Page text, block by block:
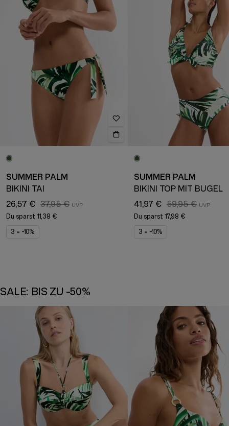
SUMMER PALM
BIKINI TAI
26,57 € 37,95 €
Du sparst 11,38 €
3 = -10%
SUMMER PALM
BIKINI TOP MIT BÜGEL
41,97 € 59,95 €
Du sparst 17,98 €
3 = -10%
SALE: BIS ZU -50%